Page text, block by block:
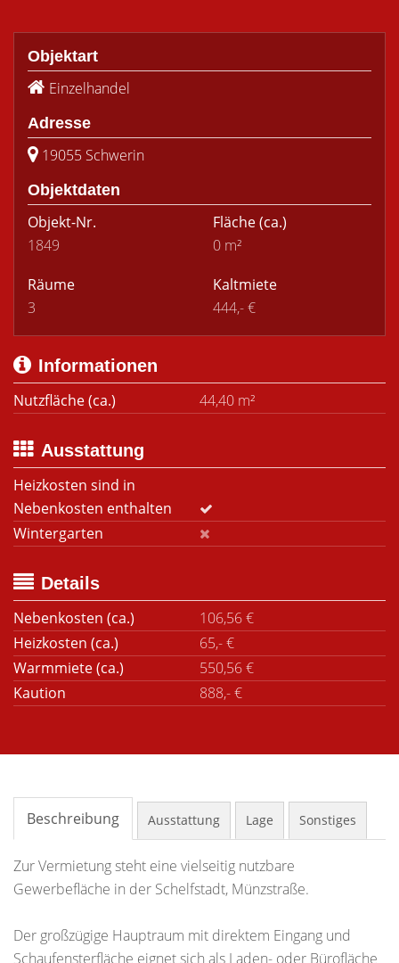
Objektart
Einzelhandel
Adresse
19055 Schwerin
Objektdaten
Objekt-Nr.
1849
Fläche(ca.)
0 m²
Räume
3
Kaltmiete
444,- €
Informationen
Nutzfläche (ca.)
44,40 m²
Ausstattung
Heizkosten sind in
Nebenkosten enthalten
Wintergarten
Details
Nebenkosten (ca.)
106,56 €
Heizkosten (ca.)
65,- €
Warmmiete (ca.)
550,56 €
Kaution
888,- €
Beschreibung Ausstattung Lage Sonstiges
Zur Vermietung steht eine vielseitig nutzbare
Gewerbefläche in der Schelfstadt, Münzstraße.
Der großzügige Hauptraum mit direktem Eingang und
Schaufensterfläche eignet sich als Laden- oder Bürofläche